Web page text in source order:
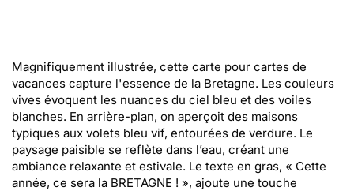
Magnifiquement illustrée, cette carte pour cartes de
vacances capture l'essence de la Bretagne. Les couleurs
vives évoquent les nuances du ciel bleu et des voiles
blanches. En arrière-plan, on aperçoit des maisons
typiques aux volets bleu vif, entourées de verdure. Le
paysage paisible se reflète dans l’eau, créant une
ambiance relaxante et estivale. Le texte en gras, « Cette
année, ce sera la BRETAGNE ! », ajoute une touche